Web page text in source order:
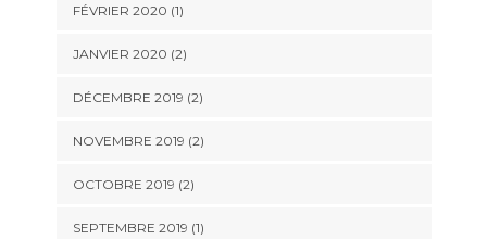
FÉVRIER 2020 (1)
JANVIER 2020 (2)
DÉCEMBRE 2019 (2)
NOVEMBRE 2019 (2)
OCTOBRE 2019 (2)
SEPTEMBRE 2019 (1)